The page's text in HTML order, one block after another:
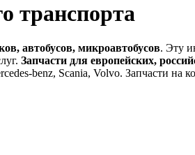
транспорта
автобусов, микроавтобусов. Эту
Запчасти для европейских,
benz, Scania, Volvo. Запчасти на